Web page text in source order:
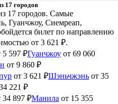
17 городов
17 городов. Самые
Гуанчжоу, Сиемреап,
билет по направлению
от 3 621 ₽.
5 597 ₽Гуанчжоу от 69 060
от 9 860 ₽
от 3 621 ₽Шэньчжэнь от 35
221 ₽
34 897 ₽Манила от 15 355